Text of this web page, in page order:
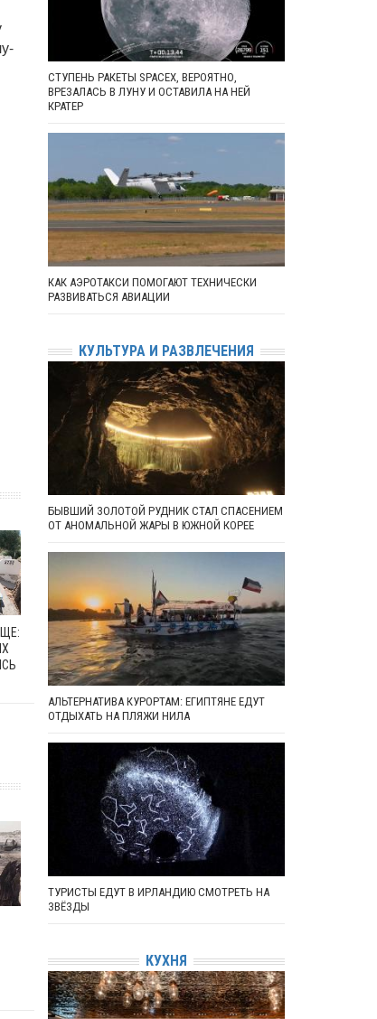
СТУПЕНЬ РАКЕТЫ SPACEX, ВЕРОЯТНО,
ВРЕЗАЛАСЬ В ЛУНУ И ОСТАВИЛА НА НЕЙ
КРАТЕР
КАК АЭРОТАКСИ ПОМОГАЮТ ТЕХНИЧЕСКИ
РАЗВИВАТЬСЯ АВИАЦИИ
КУЛЬТУРА И РАЗВЛЕЧЕНИЯ
БЫВШИЙ ЗОЛОТОЙ РУДНИК СТАЛ СПАСЕНИЕМ
ОТ АНОМАЛЬНОЙ ЖАРЫ В ЮЖНОЙ КОРЕЕ
АЛЬТЕРНАТИВА КУРОРТАМ: ЕГИПТЯНЕ ЕДУТ
ОТДЫХАТЬ НА ПЛЯЖИ НИЛА
ТУРИСТЫ ЕДУТ В ИРЛАНДИЮ СМОТРЕТЬ НА
ЗВЁЗДЫ
КУХНЯ